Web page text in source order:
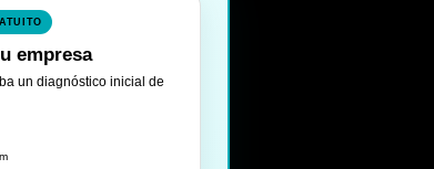
empresa
un diagnóstico inicial de